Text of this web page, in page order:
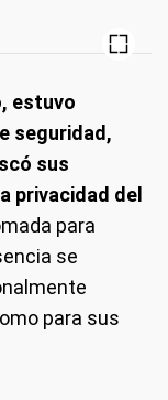
estuvo
seguridad,
sus
privacidad del
para
se
para sus